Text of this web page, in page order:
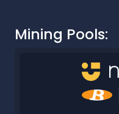
Mining Pools: